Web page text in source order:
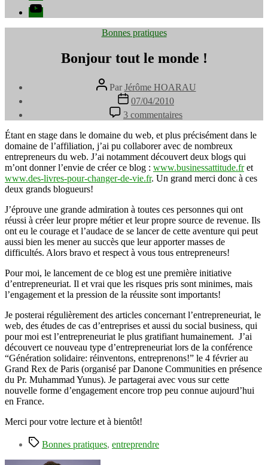
YouTube
Catégories
Bonnes pratiques
Bonjour tout le monde !
Auteur
de
l’article
Par Jérôme HOARAU
Date
de
l’article
07/04/2010
3 commentaires
Bonjour
tout
le
monde
!
Étant en stage dans le domaine du web, et plus précisément dans le
domaine de l’affiliation, j’ai pu collaborer avec de nombreux
entrepreneurs du web. J’ai notamment découvert deux blogs qui
m’ont donner l’envie de créer ce blog : www.businessattitude.fret
www.des-livres-pour-changer-de-vie.fr. Un grand merci donc à ces
deux grands blogueurs!
J’éprouve une grande admiration à toutes ces personnes qui ont
réussi à créer leur propre métier et leur propre source de revenue. Ils
ont eu le courage et l’audace de se lancer de cette aventure qui peut
aussi bien les mener au succès que leur apporter masses de
difficultés. Alors bravo et respect à vous tous entrepreneurs!
Pour moi, le lancement de ce blog est une première initiative
d’entrepreneuriat. Il et vrai que les risques pris sont minimes, mais
l’engagement et la pression de la réussite sont importants!
Je posterai régulièrement des articles concernant l’entrepreneuriat, le
web, des études de cas d’entreprises et aussi du social business, qui
pour moi est l’entrepreneuriat le plus gratifiant humainement. J’ai
découvert ce nouveau type d’entrepreneuriat lors de la conférence
“Génération solidaire: réinventons, entreprenons!” le 4 février au
Grand Rex de Paris (organisé par Danone Communities en présence
du Pr. Muhammad Yunus). Je partagerai avec vous sur cette
nouvelle forme d’engagement encore trop peu connue aujourd’hui
en France.
Merci pour votre lecture et à bientôt!
Étiquettes
Bonnes pratiques, entreprendre